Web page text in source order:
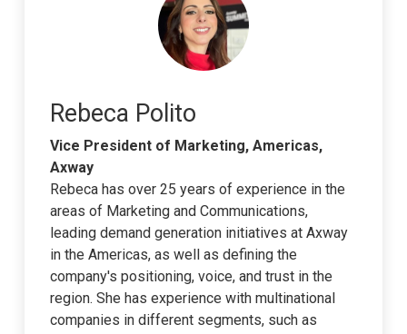
Rebeca Polito
Vice President of Marketing, Americas,
Axway
Rebeca has over 25 years of experience in the
areas of Marketing and Communications,
leading demand generation initiatives at Axway
in the Americas, as well as defining the
company's positioning, voice, and trust in the
region. She has experience with multinational
companies in different segments, such as